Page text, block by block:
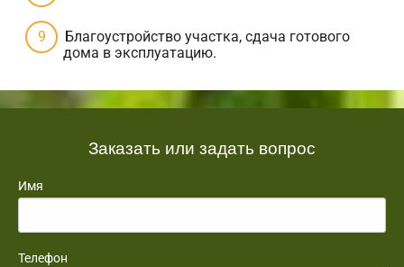
Благоустройство участка, сдача готового
дома в эксплуатацию.
Заказать или задать вопрос
Имя
Телефон